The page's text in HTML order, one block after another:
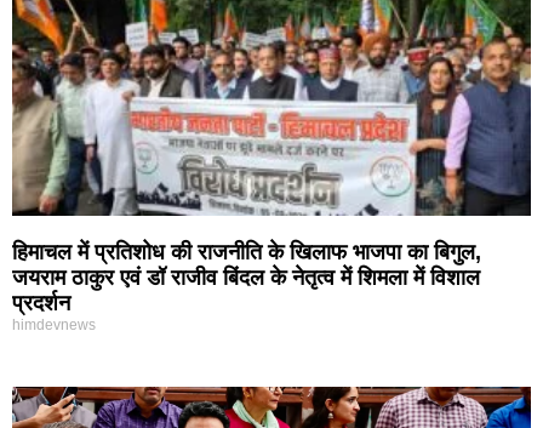
हिमाचल में प्रतिशोध की राजनीति के खिलाफ भाजपा का बिगुल,
जयराम ठाकुर एवं डॉ राजीव बिंदल के नेतृत्व में शिमला में विशाल
प्रदर्शन
himdevnews